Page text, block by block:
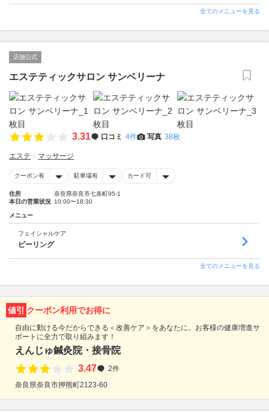
全てのメニューを見る
店舗公式
エステティックサロン サンベリーナ
3.31 口コミ 4件 写真 38枚
エステ マッサージ
クーポン有 駐車場有 カード可
住所
奈良県奈良市七条町95-1
本日の営業状況 10:00〜18:30
メニュー
フェイシャルケア
ピーリング
全てのメニューを見る
値引 クーポン利用でお得に
自由に動ける今だからできる＜改善ケア＞をあなたに。お客様の健康増進サ
ポートに全力で取り組みます！
えんじゅ鍼灸院・接骨院
3.47
2件
奈良県奈良市押熊町2123-60